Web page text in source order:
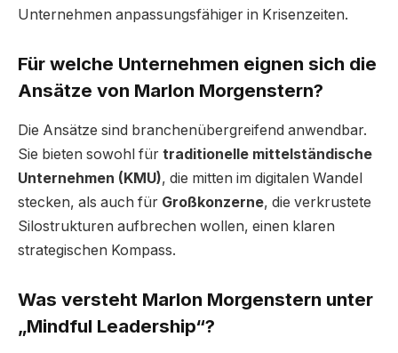
Unternehmen anpassungsfähiger in Krisenzeiten.
Für welche Unternehmen eignen sich die
Ansätze von Marlon Morgenstern?
Die Ansätze sind branchenübergreifend anwendbar.
Sie bieten sowohl für traditionelle mittelständische
Unternehmen (KMU), die mitten im digitalen Wandel
stecken, als auch für Großkonzerne, die verkrustete
Silostrukturen aufbrechen wollen, einen klaren
strategischen Kompass.
Was versteht Marlon Morgenstern unter
„Mindful Leadership“?